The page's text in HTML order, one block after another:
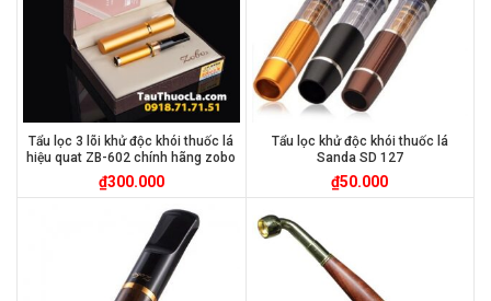
Tẩu lọc 3 lõi khử độc khói thuốc lá
hiệu quat ZB-602 chính hãng zobo
₫300.000
Tẩu lọc khử độc khói thuốc lá
Sanda SD 127
₫50.000